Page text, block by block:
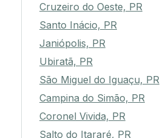
Cruzeiro do Oeste, PR
Santo Inácio, PR
Janiópolis, PR
Ubiratã, PR
São Miguel do Iguaçu, PR
Campina do Simão, PR
Coronel Vivida, PR
Salto do Itararé, PR